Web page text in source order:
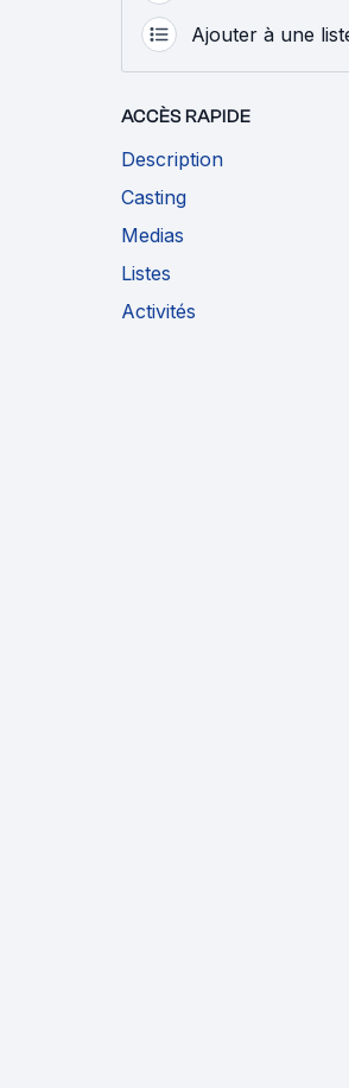
Ajouter à une
ACCÈS RAPIDE
Description
Casting
Medias
Listes
Activités